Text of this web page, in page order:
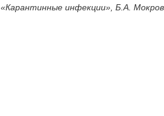
«Карантинные инфекции», Б.А. Мокров